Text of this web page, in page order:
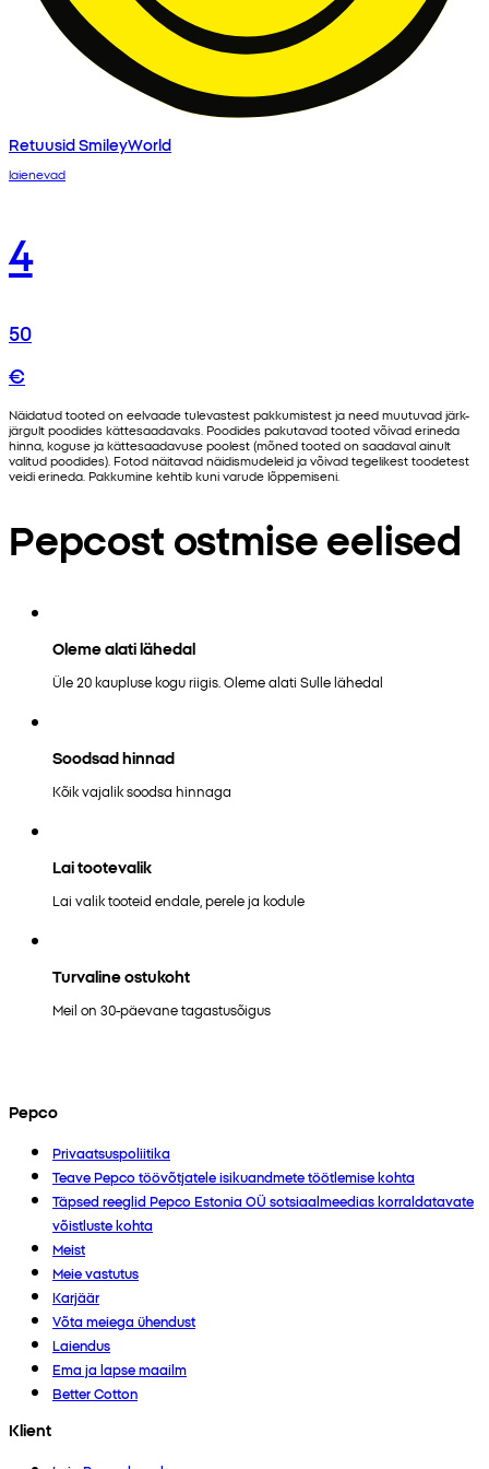
Retuusid SmileyWorld
laienevad
4
50
€
Näidatud tooted on eelvaade tulevastest pakkumistest ja need muutuvad järk-
järgult poodides kättesaadavaks. Poodides pakutavad tooted võivad erineda
hinna, koguse ja kättesaadavuse poolest (mõned tooted on saadaval ainult
valitud poodides). Fotod näitavad näidismudeleid ja võivad tegelikest toodetest
veidi erineda. Pakkumine kehtib kuni varude lõppemiseni.
Pepcost ostmise eelised
Oleme alati lähedal
Üle 20 kaupluse kogu riigis. Oleme alati Sulle lähedal
Soodsad hinnad
Kõik vajalik soodsa hinnaga
Lai tootevalik
Lai valik tooteid endale, perele ja kodule
Turvaline ostukoht
Meil on 30-päevane tagastusõigus
Pepco
Privaatsuspoliitika
Teave Pepco töövõtjatele isikuandmete töötlemise kohta
Täpsed reeglid Pepco Estonia OÜ sotsiaalmeedias korraldatavate
võistluste kohta
Meist
Meie vastutus
Karjäär
Võta meiega ühendust
Laiendus
Ema ja lapse maailm
Better Cotton
Klient